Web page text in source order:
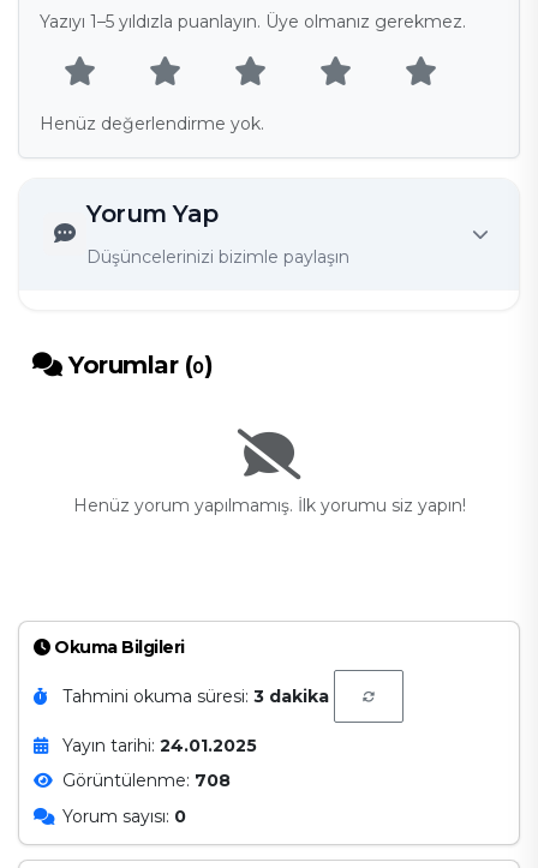
Okuma Bilgileri
Tahmini okuma süresi: 3 dakika
Yayın tarihi: 24.01.2025
Görüntülenme: 708
Yorum sayısı: 0
Yazıyı 1–5 yıldızla puanlayın. Üye olmanız gerekmez.
Henüz değerlendirme yok.
Yorum Yap
Düşüncelerinizi bizimle paylaşın
Yorumlar (0)
Henüz yorum yapılmamış. İlk yorumu siz yapın!